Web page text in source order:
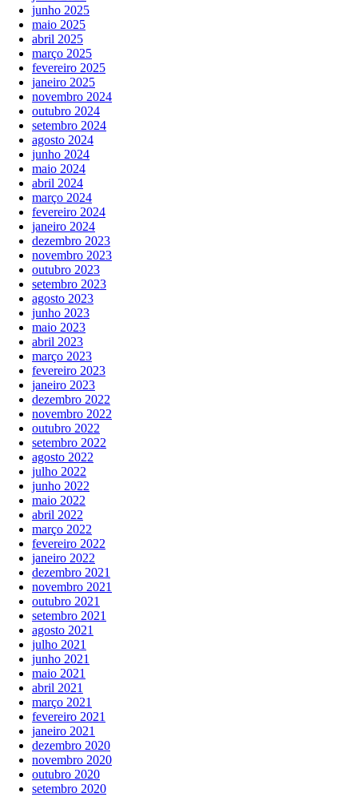
junho 2025
maio 2025
abril 2025
março 2025
fevereiro 2025
janeiro 2025
novembro 2024
outubro 2024
setembro 2024
agosto 2024
junho 2024
maio 2024
abril 2024
março 2024
fevereiro 2024
janeiro 2024
dezembro 2023
novembro 2023
outubro 2023
setembro 2023
agosto 2023
junho 2023
maio 2023
abril 2023
março 2023
fevereiro 2023
janeiro 2023
dezembro 2022
novembro 2022
outubro 2022
setembro 2022
agosto 2022
julho 2022
junho 2022
maio 2022
abril 2022
março 2022
fevereiro 2022
janeiro 2022
dezembro 2021
novembro 2021
outubro 2021
setembro 2021
agosto 2021
julho 2021
junho 2021
maio 2021
abril 2021
março 2021
fevereiro 2021
janeiro 2021
dezembro 2020
novembro 2020
outubro 2020
setembro 2020